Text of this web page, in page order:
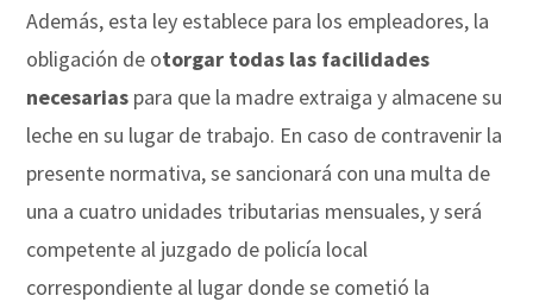
Además, esta ley establece para los empleadores, la
obligación de otorgar todas las facilidades
necesarias para que la madre extraiga y almacene su
leche en su lugar de trabajo. En caso de contravenir la
presente normativa, se sancionará con una multa de
una a cuatro unidades tributarias mensuales, y será
competente al juzgado de policía local
correspondiente al lugar donde se cometió la